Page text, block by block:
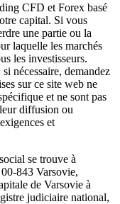
CFD et Forex basé
capital. Si vous
une partie ou la
laquelle les marchés
les investisseurs.
nécessaire, demandez
sur ce site web ne
et ne sont pas
diffusion ou
et
se trouve à
843 Varsovie,
de Varsovie à
judiciaire national,